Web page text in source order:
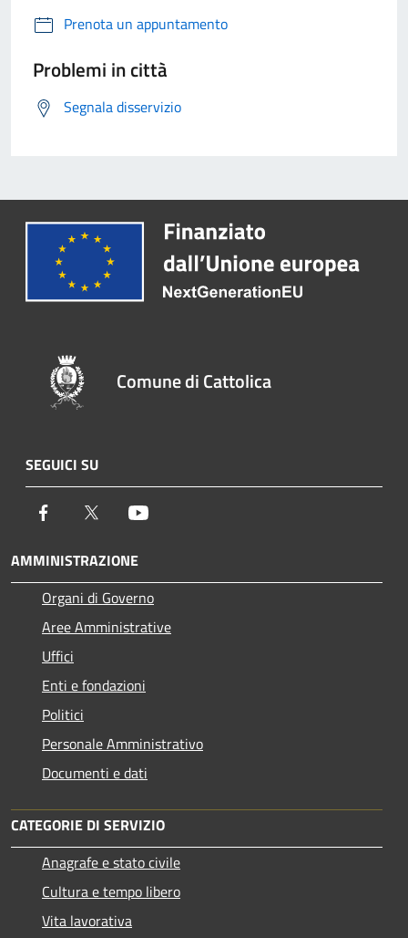
Prenota un appuntamento
Problemi in città
Segnala disservizio
Comune di Cattolica
SEGUICI SU
Facebook Twitter
AMMINISTRAZIONE
Organi di Governo
Aree Amministrative
Uffici
Enti e fondazioni
Politici
Personale Amministrativo
Documenti e dati
CATEGORIE DI SERVIZIO
Anagrafe e stato civile
Cultura e tempo libero
Vita lavorativa